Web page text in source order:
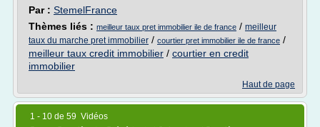
Par : StemelFrance
Thèmes liés : meilleur taux pret immobilier ile de france / meilleur
taux du marche pret immobilier / courtier pret immobilier ile de france /
meilleur taux credit immobilier / courtier en credit
immobilier
Haut de page
1 - 10 de 59 Vidéos